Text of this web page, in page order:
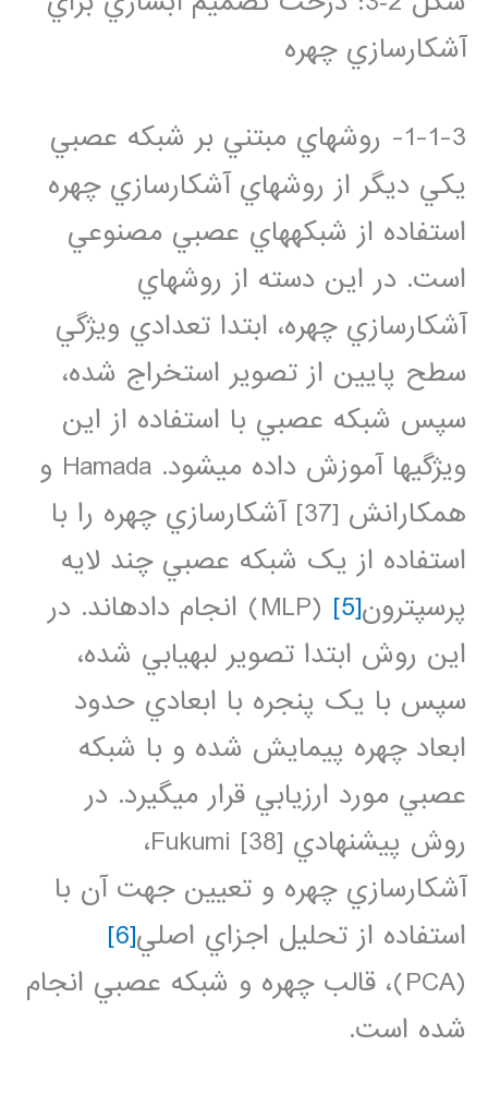
آشکارسازي چهره
1-1-3- روش‏هاي مبتني بر شبکه عصبي
يکي ديگر از روش‏هاي آشکارسازي چهره
استفاده از شبکه‏هاي عصبي مصنوعي
است. در اين دسته از روش‏هاي
آشکارسازي چهره، ابتدا تعدادي ويژگي
سطح پايين از تصوير استخراج شده،
سپس شبکه عصبي با استفاده از اين
ويژگي‏ها آموزش داده مي‏شود. Hamada و
همکارانش [37] آشکارسازي چهره را با
استفاده از يک شبکه عصبي چند لايه
پرسپترون[5]
(MLP) انجام داده‏اند. در
اين روش ابتدا تصوير لبه‏يابي شده،
سپس با يک پنجره با ابعادي حدود
ابعاد چهره پيمايش شده و با شبکه
عصبي مورد ارزيابي قرار مي‏گيرد. در
روش پيشنهادي Fukumi [38]،
آشکارسازي چهره و تعيين جهت آن با
استفاده از تحليل اجزاي اصلي[6]
(PCA)، قالب چهره و شبکه عصبي انجام
شده است.